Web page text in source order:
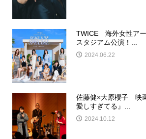
TWICE 海外女性ア
スタジアム公演！...
2024.06.22
佐藤健×大原櫻子 映
愛しすぎてる』...
2024.10.12